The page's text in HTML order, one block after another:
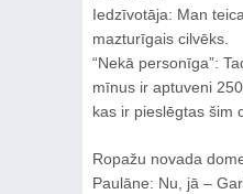
Iedzīvotāja: Man
mazturīgais cilvēks.
“Nekā personīga”:
mīnus ir aptuveni
kas ir pieslēgtas šim
Ropažu novada
Paulāne: Nu, jā –